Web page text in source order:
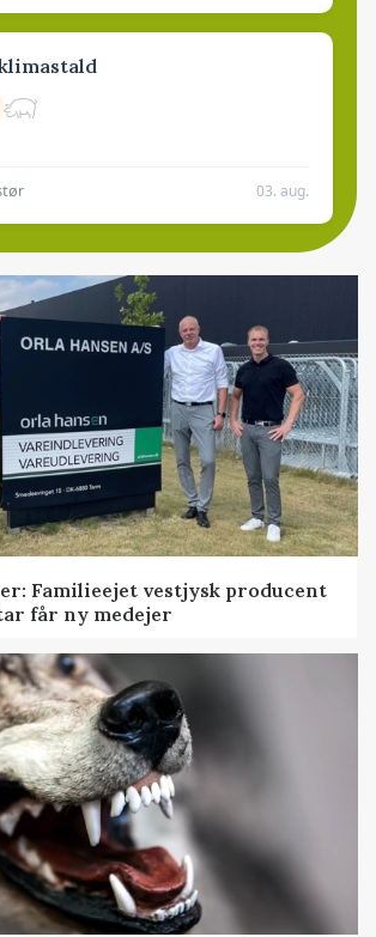
03. aug.
Familieejet vestjysk producent
får ny medejer